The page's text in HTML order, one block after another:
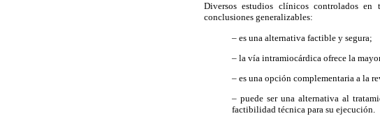
Diversos estudios clínicos controlados en
conclusiones generalizables:
– es una alternativa factible y segura;
– la vía intramiocárdica ofrece la
– es una opción complementaria a la
– puede ser una alternativa al
factibilidad técnica para su ejecución.